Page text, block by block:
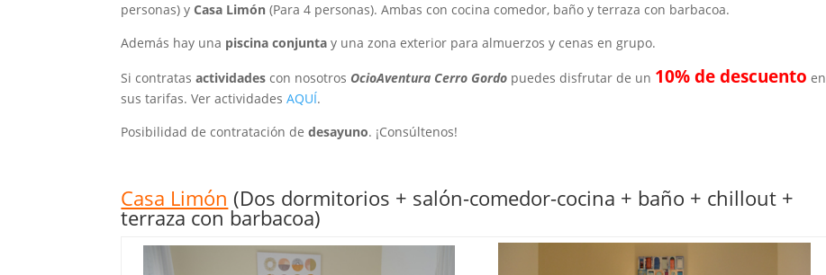
personas) yCasa Limón (Para 4 personas). Ambas con cocina comedor, baño y terraza con barbacoa.
Además hay una piscina conjunta y una zona exterior para almuerzos y cenas en grupo.
Si contratasactividades con nosotros OcioAventura Cerro Gordo puedes disfrutar de un 10% de descuento en
sus tarifas. Ver actividadesAQUÍ.
Posibilidad de contratación dedesayuno. ¡Consúltenos!
Casa Limón (Dos dormitorios + salón-comedor-cocina + baño + chillout +
terraza con barbacoa)